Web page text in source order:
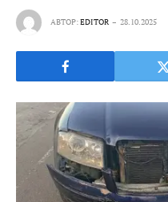
АВТОР:EDITOR 28.10.2025